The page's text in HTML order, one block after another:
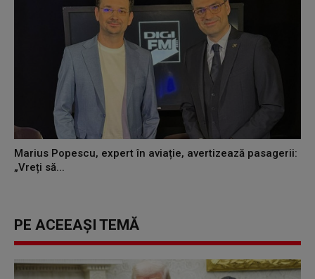
Marius Popescu, expert în aviație, avertizează pasagerii:
„Vreți să...
PE ACEEAȘI TEMĂ